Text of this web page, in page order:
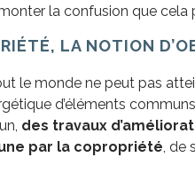
la confusion que cela
LA NOTION
le monde ne peut pas
d’éléments
des travaux
par la copropriété, de